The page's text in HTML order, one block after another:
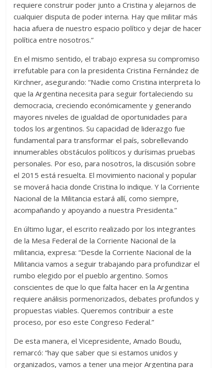
requiere construir poder junto a Cristina y alejarnos de
cualquier disputa de poder interna. Hay que militar más
hacia afuera de nuestro espacio político y dejar de hacer
política entre nosotros.”
En el mismo sentido, el trabajo expresa su compromiso
irrefutable para con la presidenta Cristina Fernández de
Kirchner, asegurando: “Nadie como Cristina interpreta lo
que la Argentina necesita para seguir fortaleciendo su
democracia, creciendo económicamente y generando
mayores niveles de igualdad de oportunidades para
todos los argentinos. Su capacidad de liderazgo fue
fundamental para transformar el país, sobrellevando
innumerables obstáculos políticos y durísimas pruebas
personales. Por eso, para nosotros, la discusión sobre
el 2015 está resuelta. El movimiento nacional y popular
se moverá hacia donde Cristina lo indique. Y la Corriente
Nacional de la Militancia estará allí, como siempre,
acompañando y apoyando a nuestra Presidenta.”
En último lugar, el escrito realizado por los integrantes
de la Mesa Federal de la Corriente Nacional de la
militancia, expresa: “Desde la Corriente Nacional de la
Militancia vamos a seguir trabajando para profundizar el
rumbo elegido por el pueblo argentino. Somos
conscientes de que lo que falta hacer en la Argentina
requiere análisis pormenorizados, debates profundos y
propuestas viables. Queremos contribuir a este
proceso, por eso este Congreso Federal.”
De esta manera, el Vicepresidente, Amado Boudu,
remarcó: “hay que saber que si estamos unidos y
organizados, vamos a tener una mejor Argentina para